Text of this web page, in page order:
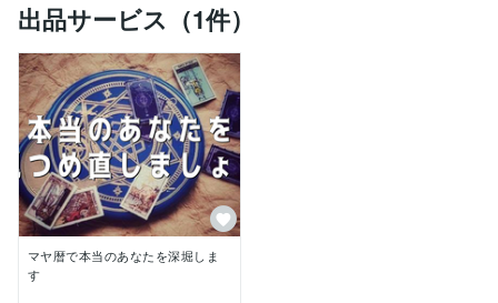
出品サービス（1件）
マヤ暦で本当のあなたを深堀しま
す